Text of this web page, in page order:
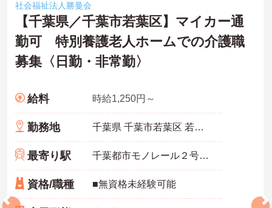
社会福祉法人勝曼会
【千葉県／千葉市若葉区】マイカー通
勤可 特別養護老人ホームでの介護職
募集〈日勤・非常勤〉
給料 時給1,250円～
勤務地 千葉県 千葉市若葉区 若松町88番地１
最寄り駅 千葉都市モノレール２号線「千城台北駅」バス・車10分
資格/職種 ■無資格未経験可能